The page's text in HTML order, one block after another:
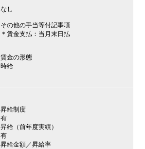
なし
その他の手当等付記事項
＊賃金支払：当月末日払
賃金の形態
時給
昇給制度
有
昇給（前年度実績）
有
昇給金額／昇給率